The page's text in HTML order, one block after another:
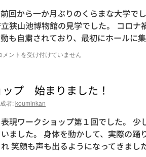
回から一か月ぶりのくらまな大学で
狭山池博物館の見学でした。 コロナ
も自粛されており、最初にホールに
く
』
⑤
実
メントを受け付けていません
プ 始まりました！
者:kouminkan
現ワークショップ第１回でした。 少
ました。 身体を動かして、実際の踊
笑顔も声も出るようになってきまし